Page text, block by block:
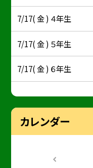
7/17( 金 ) ４年生
7/17( 金 ) ５年生
7/17( 金 ) ６年生
カレンダー